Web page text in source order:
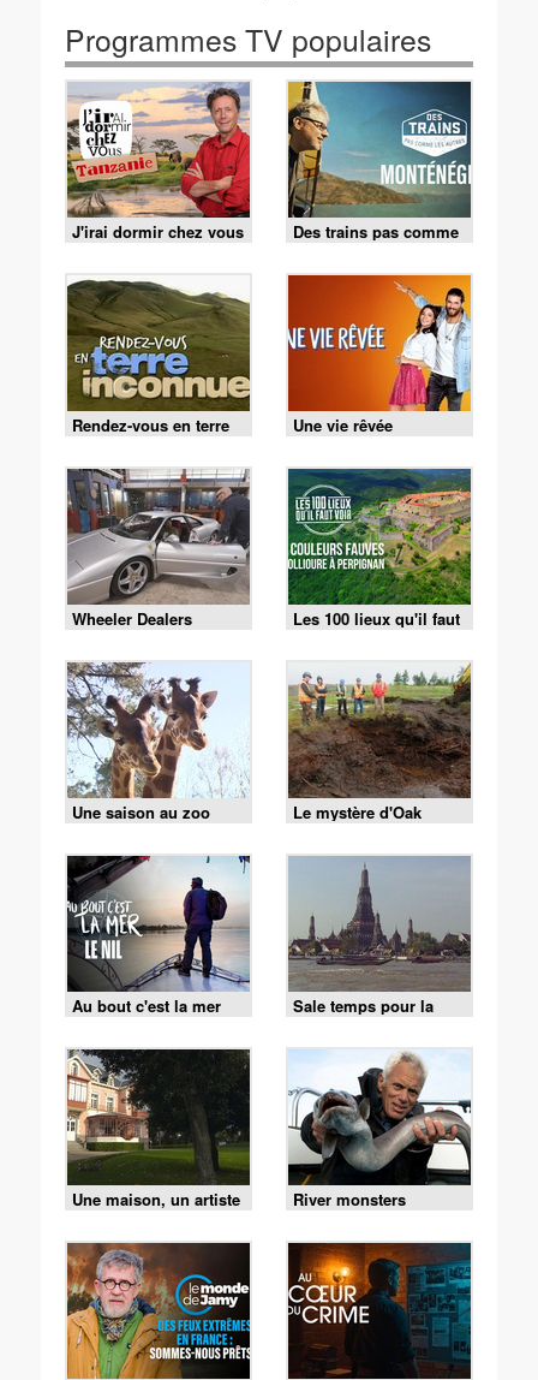
Programmes TV populaires
J'irai dormir chez vous Des trains pas comme
les autres
Rendez-vous en terre
inconnue
Une vie rêvée
Wheeler Dealers
France
Les 100 lieux qu'il faut
voir
Une saison au zoo Le mystère d'Oak
Island
Au bout c'est la mer Sale temps pour la
planète
Une maison, un artiste River monsters